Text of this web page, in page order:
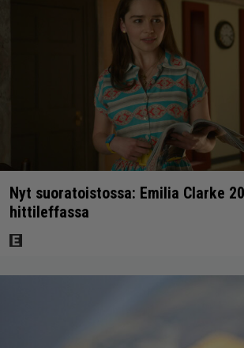
Nyt suoratoistossa: Emilia Clarke
hittileffassa